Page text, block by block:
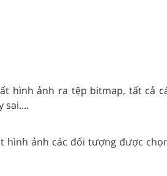
hình ảnh ra tệp bitmap, tất cả
sai....
hình ảnh các đối tượng được